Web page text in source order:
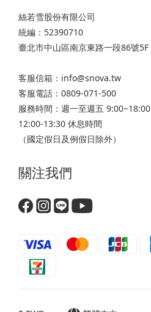
絲若雪股份有限公司
統編：52390710
臺北市中山區南京東路一段86號5F
客服信箱：info@snova.tw
客服電話：0809-071-500
服務時間：週一至週五 9:00~18:00
12:00-13:30 休息時間
（國定假日及例假日除外）
關注我們